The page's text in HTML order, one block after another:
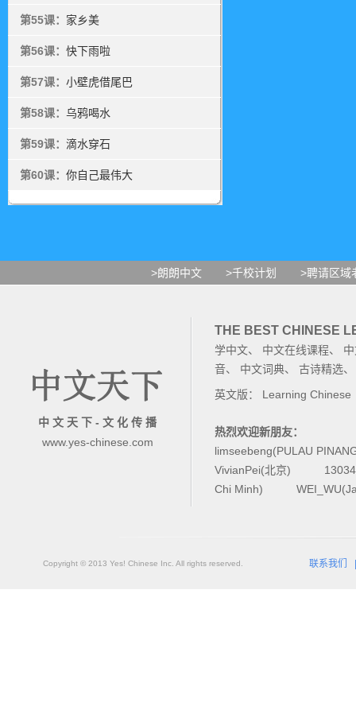
第55课： 家乡美
第56课： 快下雨啦
第57课： 小壁虎借尾巴
第58课： 乌鸦喝水
第59课： 滴水穿石
第60课： 你自己最伟大
>朗朗中文 >千校计划 >聘请区域
中 文 天 下 - 文 化 传 播
www.yes-chinese.com
THE BEST CHINESE
学中文、 中文在线课程、
音、 中文词典、 古诗精选
英文版： Learning Chinese
热烈欢迎新朋友：
limseebeng(PULAU
VivianPei(北京)
Chi Minh)
Copyright © 2013 Yes! Chinese Inc. All rights reserved. 联系我们